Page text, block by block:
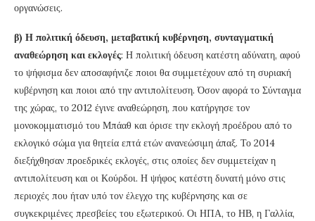
οργανώσεις.
β) Η πολιτική όδευση, μεταβατική κυβέρνηση, συνταγματική
αναθεώρηση και εκλογές: Η πολιτική όδευση κατέστη αδύνατη, αφού
το ψήφισμα δεν αποσαφήνιζε ποιοι θα συμμετέχουν από τη συριακή
κυβέρνηση και ποιοι από την αντιπολίτευση. Όσον αφορά το Σύνταγμα
της χώρας, το 2012 έγινε αναθεώρηση, που κατήργησε τον
μονοκομματισμό του Μπάαθ και όρισε την εκλογή προέδρου από το
εκλογικό σώμα για θητεία επτά ετών ανανεώσιμη άπαξ. Το 2014
διεξήχθησαν προεδρικές εκλογές, στις οποίες δεν συμμετείχαν η
αντιπολίτευση και οι Κούρδοι. Η ψήφος κατέστη δυνατή μόνο στις
περιοχές που ήταν υπό τον έλεγχο της κυβέρνησης και σε
συγκεκριμένες πρεσβείες του εξωτερικού. Οι ΗΠΑ, το ΗΒ, η Γαλλία,